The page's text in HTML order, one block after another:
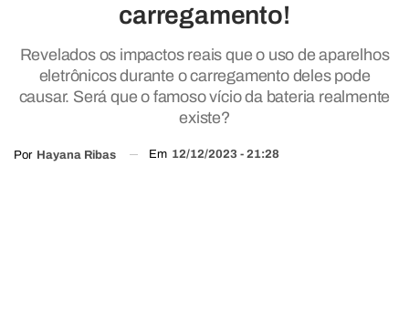
carregamento!
Revelados os impactos reais que o uso de aparelhos
eletrônicos durante o carregamento deles pode
causar. Será que o famoso vício da bateria realmente
existe?
Por Hayana Ribas Em 12/12/2023 - 21:28